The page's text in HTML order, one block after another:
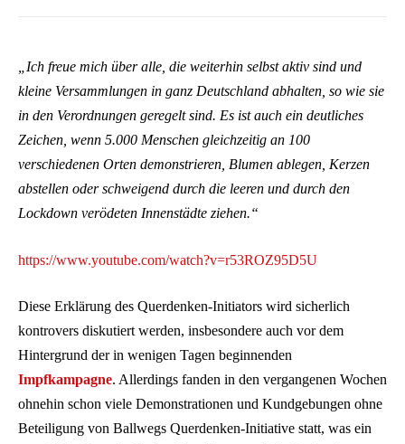
„Ich freue mich über alle, die weiterhin selbst aktiv sind und
kleine Versammlungen in ganz Deutschland abhalten, so wie sie
in den Verordnungen geregelt sind. Es ist auch ein deutliches
Zeichen, wenn 5.000 Menschen gleichzeitig an 100
verschiedenen Orten demonstrieren, Blumen ablegen, Kerzen
abstellen oder schweigend durch die leeren und durch den
Lockdown verödeten Innenstädte ziehen.“
https://www.youtube.com/watch?v=r53ROZ95D5U
Diese Erklärung des Querdenken-Initiators wird sicherlich
kontrovers diskutiert werden, insbesondere auch vor dem
Hintergrund der in wenigen Tagen beginnenden
Impfkampagne. Allerdings fanden in den vergangenen Wochen
ohnehin schon viele Demonstrationen und Kundgebungen ohne
Beteiligung von Ballwegs Querdenken-Initiative statt, was ein